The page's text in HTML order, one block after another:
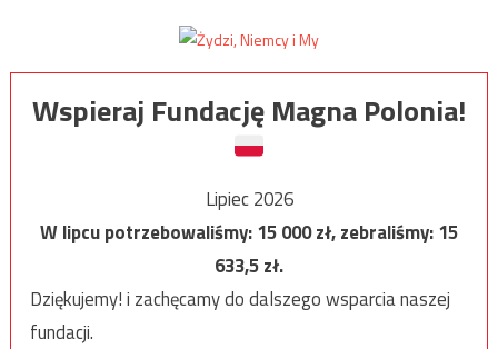
Wspieraj Fundację Magna Polonia!
Lipiec 2026
W lipcu potrzebowaliśmy:15 000zł, zebraliśmy:15
633,5zł.
Dziękujemy! i zachęcamy do dalszego wsparcia naszej
fundacji.